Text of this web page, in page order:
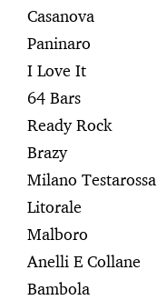
Casanova
Paninaro
I Love It
64 Bars
Ready Rock
Brazy
Milano Testarossa
Litorale
Malboro
Anelli E Collane
Bambola